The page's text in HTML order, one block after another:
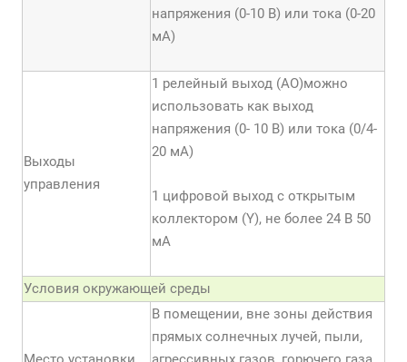
напряжения (0-10 В) или тока (0-20
мА)
Выходы
управления
1 релейный выход (АО)можно
использовать как выход
напряжения (0- 10 В) или тока (0/4-
20 мА)
1 цифровой выход с открытым
коллектором (Y), не более 24 В 50
мА
Условия окружающей среды
В помещении, вне зоны действия
прямых солнечных лучей, пыли,